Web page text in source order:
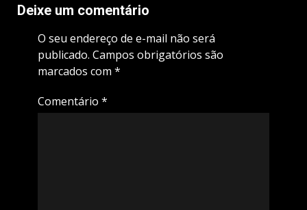
Deixe um comentário
O seu endereço de e-mail não será
publicado. Campos obrigatórios são
marcados com *
Comentário *